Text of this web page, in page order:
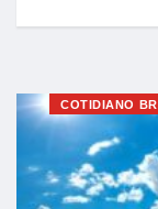
COTIDIANO